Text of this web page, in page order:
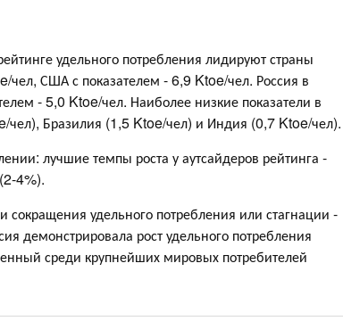
удельного потребления лидируют страны
США с показателем - 6,9 Ktoe/чел. Россия в
- 5,0 Ktoe/чел. Наиболее низкие показатели в
чел), Бразилия (1,5 Ktoe/чел) и Индия (0,7 Ktoe/чел).
лучшие темпы роста у аутсайдеров рейтинга -
4%).
удельного потребления или стагнации -
рост удельного потребления
среди крупнейших мировых потребителей